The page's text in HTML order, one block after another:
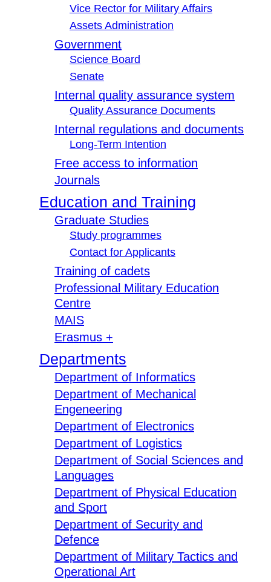
Vice Rector for Military Affairs
Assets Administration
Government
Science Board
Senate
Internal quality assurance system
Quality Assurance Documents
Internal regulations and documents
Long-Term Intention
Free access to information
Journals
Education and Training
Graduate Studies
Study programmes
Contact for Applicants
Training of cadets
Professional Military Education
Centre
MAIS
Erasmus +
Departments
Department of Informatics
Department of Mechanical
Engeneering
Department of Electronics
Department of Logistics
Department of Social Sciences and
Languages
Department of Physical Education
and Sport
Department of Security and
Defence
Department of Military Tactics and
Operational Art